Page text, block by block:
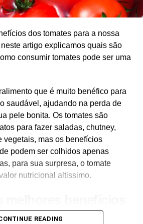
rico em catequinas, uma
estabilizar os radicais livres nocivos
danificar as células e contribuir para
conteúdo antioxidante no matcha é
ao consumir matcha, você ingere a
apenas uma infusão.
do coração
o matcha pode promover a saúde
os níveis de colesterol e reduzindo
revisão sistemática mostrou que o
está associado à diminuição dos
a função cardíaca global.
dos tomates para a nossa
artigo explicamos quais são
consumir tomates pode ser uma
que é muito benéfico para
saudável, ajudando na perda de
pele bonita. Os tomates são
para fazer saladas, chutney,
vegetais, mas os benefícios
podem ser colhidos apenas
para sua surpresa, o tomate
nutricional altissimo.
de comer tomates:
READING